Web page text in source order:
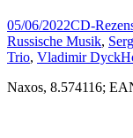
05/06/2022CD-
Russische Musik,
Trio, Vladimir Dyck
Naxos, 8.574116;